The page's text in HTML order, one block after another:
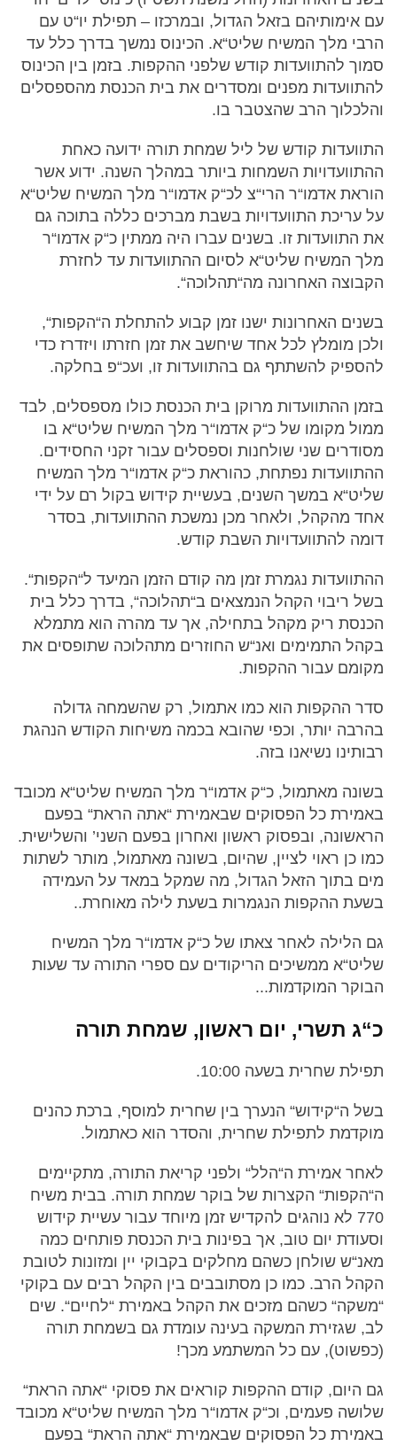
עם אימותיהם בזאל הגדול, ובמרכזו – תפילת יו“ט עם
הרבי מלך המשיח שליט“א. הכינוס נמשך בדרך כלל עד
סמוך להתוועדות קודש שלפני ההקפות. בזמן בין הכינוס
להתוועדות מפנים ומסדרים את בית הכנסת מהספסלים
והלכלוך הרב שהצטבר בו.
התוועדות קודש של ליל שמחת תורה ידועה כאחת
ההתוועדויות השמחות ביותר במהלך השנה. ידוע אשר
הוראת אדמו“ר הרי“צ לכ“ק אדמו“ר מלך המשיח שליט“א
על עריכת התוועדויות בשבת מברכים כללה בתוכה גם
את התוועדות זו. בשנים עברו היה ממתין כ“ק אדמו“ר
מלך המשיח שליט“א לסיום ההתוועדות עד לחזרת
הקבוצה האחרונה מה“תהלוכה“.
בשנים האחרונות ישנו זמן קבוע להתחלת ה“הקפות“,
ולכן מומלץ לכל אחד שיחשב את זמן חזרתו ויזדרז כדי
להספיק להשתתף גם בהתוועדות זו, ועכ“פ בחלקה.
בזמן ההתוועדות מרוקן בית הכנסת כולו מספסלים, לבד
ממול מקומו של כ“ק אדמו“ר מלך המשיח שליט“א בו
מסודרים שני שולחנות וספסלים עבור זקני החסידים.
ההתוועדות נפתחת, כהוראת כ“ק אדמו“ר מלך המשיח
שליט“א במשך השנים, בעשיית קידוש בקול רם על ידי
אחד מהקהל, ולאחר מכן נמשכת ההתוועדות, בסדר
דומה להתוועדויות השבת קודש.
ההתוועדות נגמרת זמן מה קודם הזמן המיעד ל“הקפות“.
בשל ריבוי הקהל הנמצאים ב“תהלוכה“, בדרך כלל בית
הכנסת ריק מקהל בתחילה, אך עד מהרה הוא מתמלא
בקהל התמימים ואנ“ש החוזרים מתהלוכה שתופסים את
מקומם עבור ההקפות.
סדר ההקפות הוא כמו אתמול, רק שהשמחה גדולה
בהרבה יותר, וכפי שהובא בכמה משיחות הקודש הנהגת
רבותינו נשיאנו בזה.
בשונה מאתמול, כ“ק אדמו“ר מלך המשיח שליט“א מכובד
באמירת כל הפסוקים שבאמירת “אתה הראת“ בפעם
הראשונה, ובפסוק ראשון ואחרון בפעם השני’ והשלישית.
כמו כן ראוי לציין, שהיום, בשונה מאתמול, מותר לשתות
מים בתוך הזאל הגדול, מה שמקל במאד על העמידה
בשעת ההקפות הנגמרות בשעת לילה מאוחרת..
גם הלילה לאחר צאתו של כ“ק אדמו“ר מלך המשיח
שליט“א ממשיכים הריקודים עם ספרי התורה עד שעות
הבוקר המוקדמות...
כ“ג תשרי, יום ראשון, שמחת תורה
תפילת שחרית בשעה 10:00.
בשל ה“קידוש“ הנערך בין שחרית למוסף, ברכת כהנים
מוקדמת לתפילת שחרית, והסדר הוא כאתמול.
לאחר אמירת ה“הלל“ ולפני קריאת התורה, מתקיימים
ה“הקפות“ הקצרות של בוקר שמחת תורה. בבית משיח
770 לא נוהגים להקדיש זמן מיוחד עבור עשיית קידוש
וסעודת יום טוב, אך בפינות בית הכנסת פותחים כמה
מאנ“ש שולחן כשהם מחלקים בקבוקי יין ומזונות לטובת
הקהל הרב. כמו כן מסתובבים בין הקהל רבים עם בקוקי
“משקה“ כשהם מזכים את הקהל באמירת “לחיים“. שים
לב, שגזירת המשקה בעינה עומדת גם בשמחת תורה
(כפשוט), עם כל המשתמע מכך!
גם היום, קודם ההקפות קוראים את פסוקי “אתה הראת“
שלושה פעמים, וכ“ק אדמו“ר מלך המשיח שליט“א מכובד
באמירת כל הפסוקים שבאמירת “אתה הראת“ בפעם